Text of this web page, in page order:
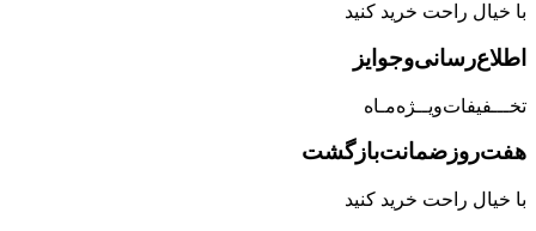
با خیال راحت خرید کنید
اطلاع‌رسانی‌و‌جوایز
تخـــفیفات‌ویــژه‌مـاه
هفت‌روز‌ضمانت‌بازگشت
با خیال راحت خرید کنید